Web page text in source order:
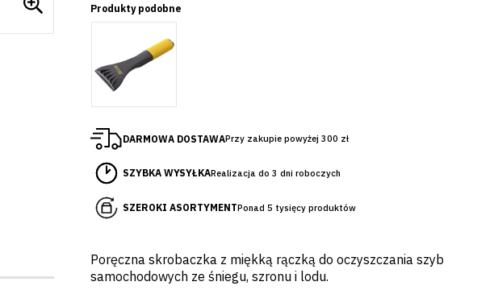
Produkty podobne
DARMOWA DOSTAWAPrzy zakupie powyżej 300 zł
SZYBKA WYSYŁKARealizacja do 3 dni roboczych
SZEROKI ASORTYMENTPonad 5 tysięcy produktów
Poręczna skrobaczka z miękką rączką do oczyszczania szyb
samochodowych ze śniegu, szronu i lodu.